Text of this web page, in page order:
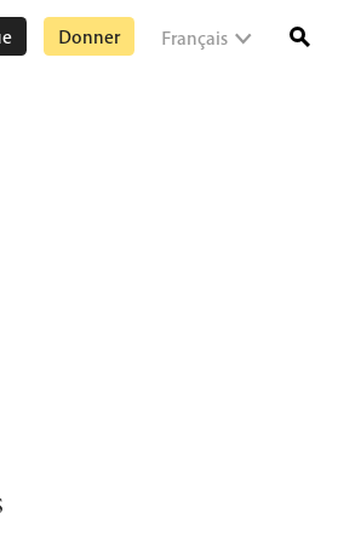
Donner Français